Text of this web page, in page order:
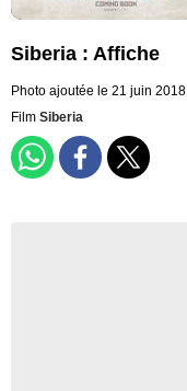
Siberia : Affiche
Photo ajoutée le 21 juin 2018
Film Siberia